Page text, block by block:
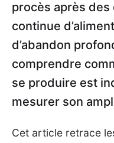
procès après des
continue
d’abandon
comprendre
se produire est
mesurer son
Cet article retrace